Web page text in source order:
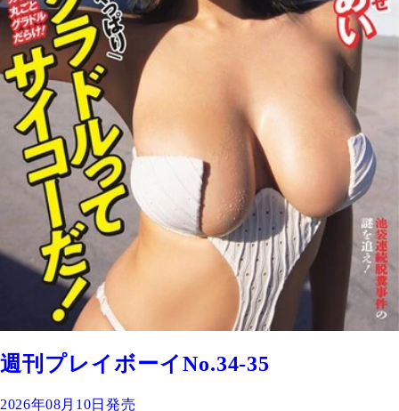
週刊プレイボーイNo.34-35
2026年08月10日発売